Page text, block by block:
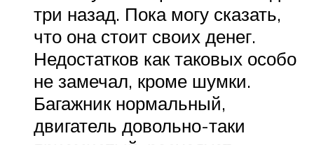
три назад. Пока могу сказать,
что она стоит своих денег.
Недостатков как таковых особо
не замечал, кроме шумки.
Багажник нормальный,
двигатель довольно-таки